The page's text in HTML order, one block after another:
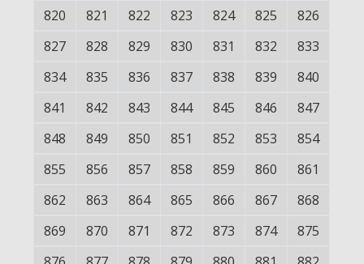
820 821 822 823 824 825
826
827
828 829 830 831 832
833
834
835 836 837 838 839
840
841
842 843 844 845 846
847
848
849 850 851 852 853
854
855
856 857 858 859 860
861
862
863 864 865 866 867
868
869
870 871 872 873 874
875